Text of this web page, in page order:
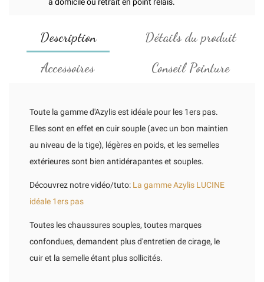
à domicile ou retrait en point relais.
Description Détails du produit
Accessoires Conseil Pointure
Toute la gamme d'Azylis est idéale pour les 1ers pas.
Elles sont en effet en cuir souple (avec un bon maintien
au niveau de la tige), légères en poids, et les semelles
extérieures sont bien antidérapantes et souples.
Découvrez notre vidéo/tuto: La gamme Azylis LUCINE
idéale 1ers pas
Toutes les chaussures souples, toutes marques
confondues, demandent plus d'entretien de cirage, le
cuir et la semelle étant plus sollicités.